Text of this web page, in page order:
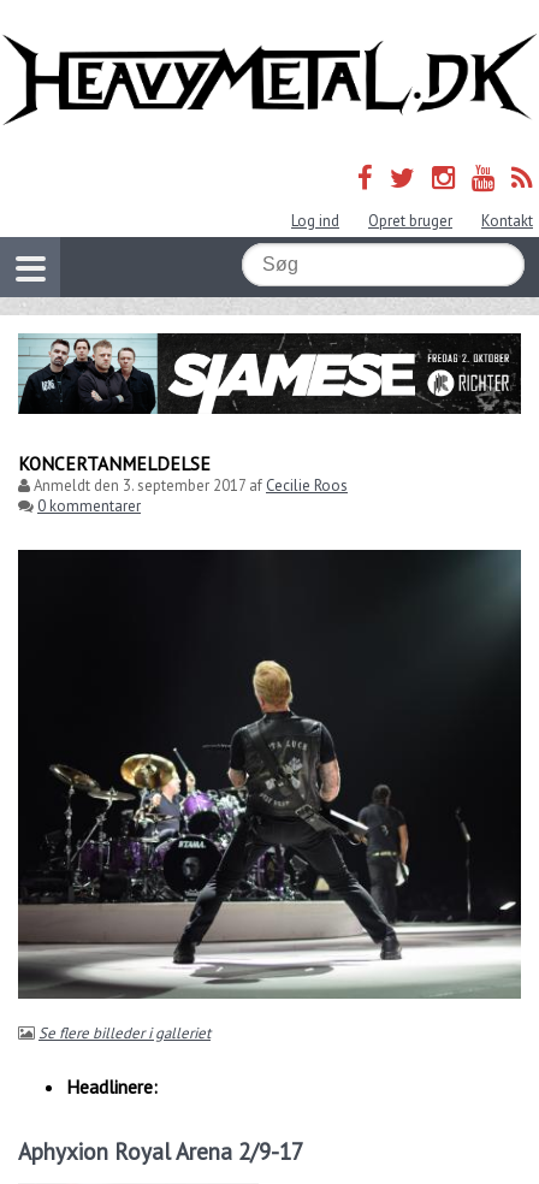
Log ind Opret bruger Kontakt
KONCERTANMELDELSE
Anmeldt den 3. september 2017 af Cecilie Roos
0 kommentarer
Se flere billeder i galleriet
Headlinere:
Aphyxion Royal Arena 2/9-17